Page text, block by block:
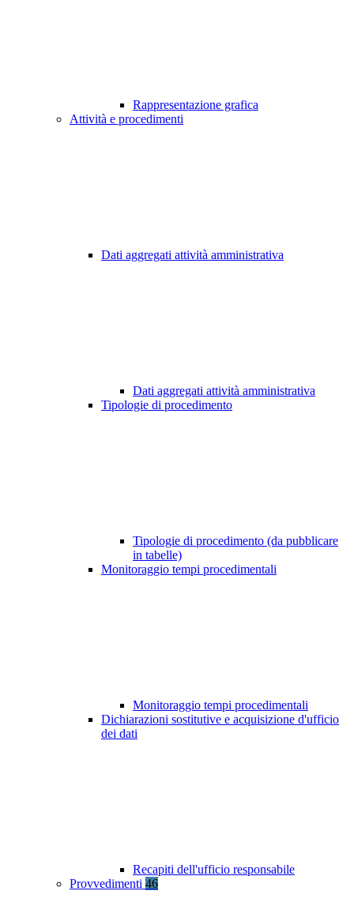
Rappresentazione grafica
Attività e procedimenti
Dati aggregati attività amministrativa
Dati aggregati attività amministrativa
Tipologie di procedimento
Tipologie di procedimento (da pubblicare
in tabelle)
Monitoraggio tempi procedimentali
Monitoraggio tempi procedimentali
Dichiarazioni sostitutive e acquisizione d'ufficio
dei dati
Recapiti dell'ufficio responsabile
Provvedimenti 46